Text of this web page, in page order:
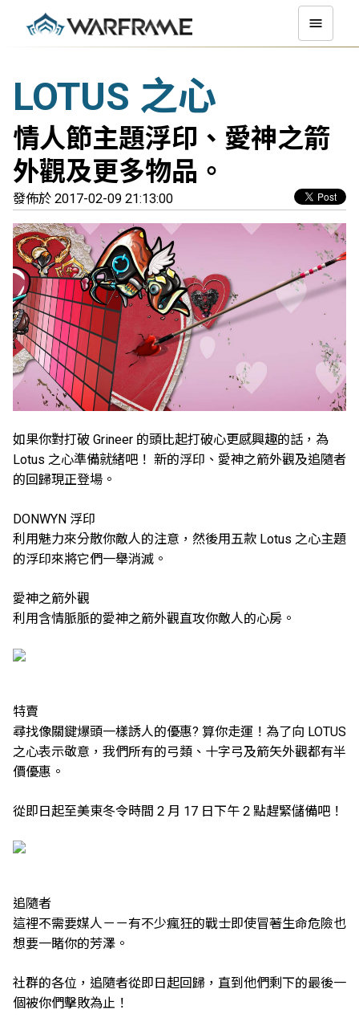
LOTUS 之心
情人節主題浮印、愛神之箭
外觀及更多物品。
發佈於 2017-02-09 21:13:00
如果你對打破 Grineer 的頭比起打破心更感興趣的話，為
Lotus 之心準備就緒吧！ 新的浮印、愛神之箭外觀及追隨者
的回歸現正登場。
DONWYN 浮印
利用魅力來分散你敵人的注意，然後用五款 Lotus 之心主題
的浮印來將它們一舉消滅。
愛神之箭外觀
利用含情脈脈的愛神之箭外觀直攻你敵人的心房。
特賣
尋找像關鍵爆頭一樣誘人的優惠? 算你走運！為了向 LOTUS
之心表示敬意，我們所有的弓類、十字弓及箭矢外觀都有半
價優惠。
從即日起至美東冬令時間 2 月 17 日下午 2 點趕緊儲備吧！
追隨者
這裡不需要媒人－－有不少瘋狂的戰士即使冒著生命危險也
想要一睹你的芳澤。
社群的各位，追隨者從即日起回歸，直到他們剩下的最後一
個被你們擊敗為止！